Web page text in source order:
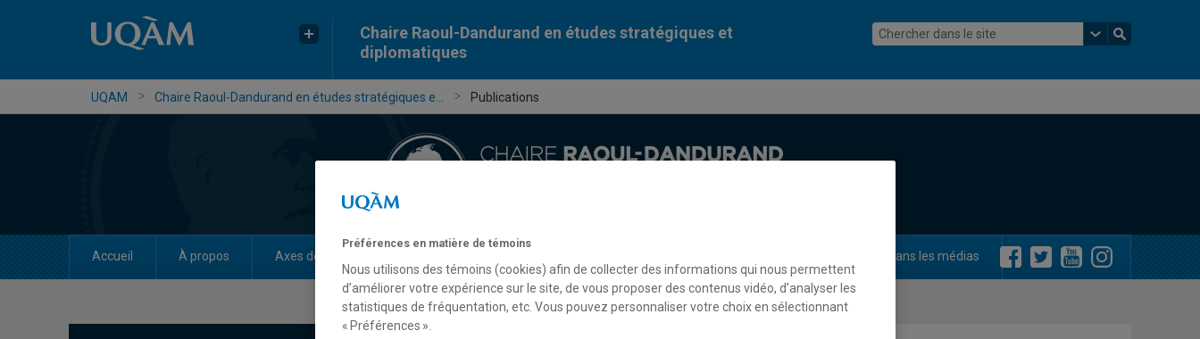
Chaire Raoul-Dandurand en études stratégiques et
diplomatiques
UQAM Chaire Raoul-Dandurand en études stratégiques e... Publications
Accueil À propos Axes de recherche Dans les médias
Préférences en matière de témoins
Nous utilisons des témoins (cookies) afin de collecter des informations qui nous permettent
d’améliorer votre expérience sur le site, de vous proposer des contenus vidéo, d’analyser les
statistiques de fréquentation, etc. Vous pouvez personnaliser votre choix en sélectionnant
« Préférences ».